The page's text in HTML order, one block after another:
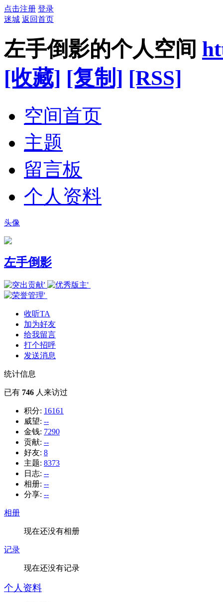
点击注册 登录
迷城 返回首页
左手倒影的个人空间
[收藏] [复制] [RSS]
空间首页
主题
留言板
个人资料
头像
左手倒影
收听TA
加为好友
给我留言
打个招呼
发送消息
统计信息
已有 746 人来访过
积分: 16161
威望: --
金钱: 7290
贡献: --
好友: 8
主题: 8373
日志: --
相册: --
分享: --
相册
现在还没有相册
记录
现在还没有记录
个人资料